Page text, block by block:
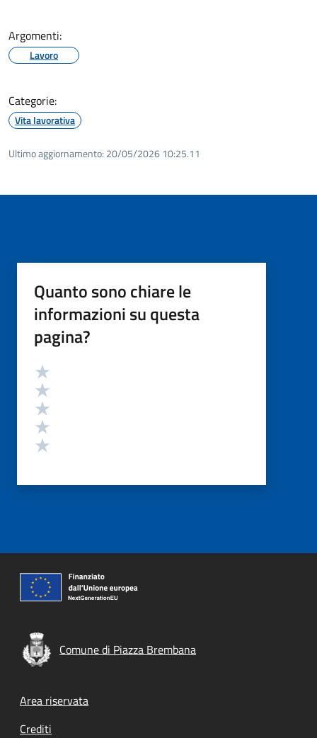
Argomenti:
Lavoro
Categorie:
Vita lavorativa
Ultimo aggiornamento: 20/05/2026 10:25.11
Quanto sono chiare le
informazioni su questa
pagina?
Valutazione
Comune di Piazza Brembana
Footer menu
Area riservata
Crediti